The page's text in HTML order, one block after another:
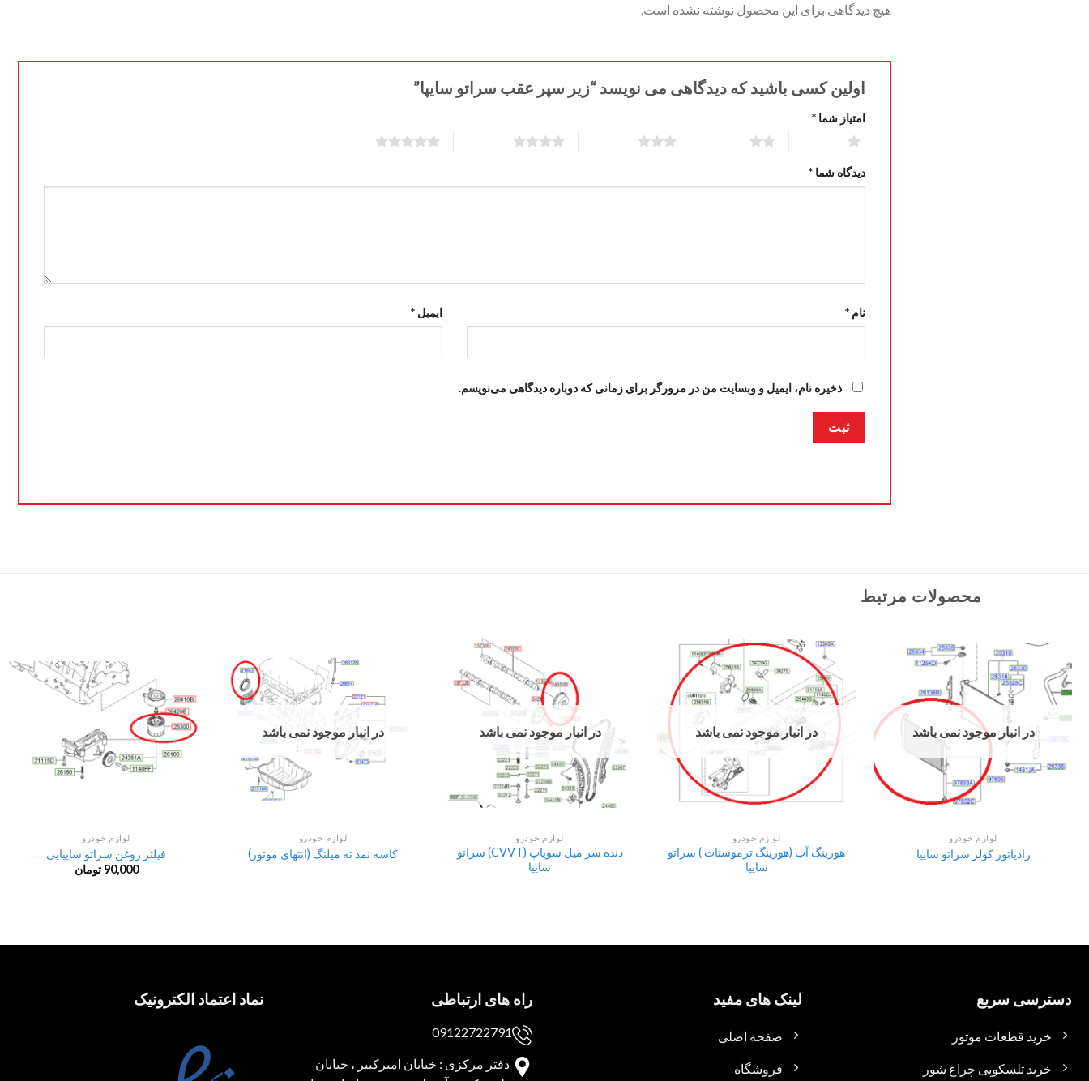
هیچ دیدگاهی برای این محصول نوشته نشده است.
اولین کسی باشید که دیدگاهی می نویسد “زیر سپر عقب سراتو سایپا”
امتیاز شما *
دیدگاه شما *
نام * ایمیل *
ذخیره نام، ایمیل و وبسایت من در مرورگر برای زمانی که دوباره دیدگاهی می‌نویسم.
محصولات مرتبط
در انبار موجود نمی باشد
لوازم خودرو
رادیاتور کولر سراتو سایپا
در انبار موجود نمی باشد
لوازم خودرو
هوزینگ آب (هوزینگ ترموستات ) سراتو
سایپا
در انبار موجود نمی باشد
لوازم خودرو
دنده سر میل سوپاپ (CVVT) سراتو
سایپا
در انبار موجود نمی باشد
لوازم خودرو
کاسه نمد ته میلنگ (انتهای موتور)
لوازم خودرو
فیلتر روغن سراتو سایپایی
90,000 تومان
دسترسی سریع
خرید قطعات موتور
خرید تلسکوپی چراغ شور
لینک های مفید
صفحه اصلی
فروشگاه
راه های ارتباطی
09122722791
دفتر مرکزی : خیابان امیرکبیر ، خیابان
نماد اعتماد الکترونیک